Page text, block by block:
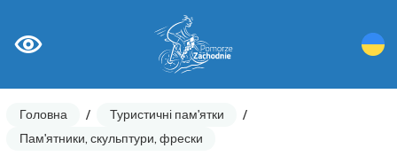
Головна / Туристичні пам'ятки
/
Пам'ятники, скульптури, фрески